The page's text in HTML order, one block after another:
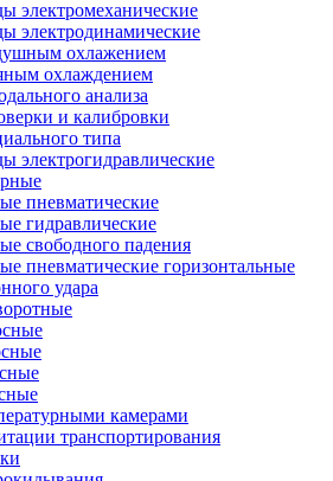
электромеханические
электродинамические
охлажением
охлаждением
анализа
и калибровки
типа
электрогидравлические
пневматические
гидравлические
свободного падения
пневматические горизонтальные
удара
камерами
транспортирования